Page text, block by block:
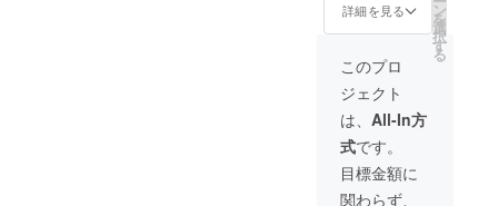
度もご
覧いた
す。期
間は１
週間を
予定し
ます
が、動
画サイ
チック
一つ少
色味が
違う自
ボタン
にこだ
わりま
ポスト
セット
テッ
カー２
枚 ③オ
ンライ
ンパ
フォー
個別で
撮影し
の動
画、"Gi
selle"の
パ
フォー
マンス
映像リ
ンク、
ポン
サーと
ンライ
ンパ
フォー
マン
ス"Gise
lle"の動
画の最
後に大
詳細を見る ン
を
選
択
す
る
このプロ
ジェクト
は、 All-In方
式です。
目標金額に
関わらず、